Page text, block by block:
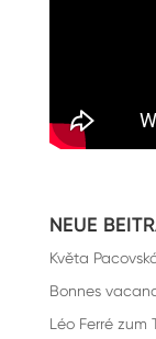
NEUE
Květa
Bonnes
Léo Ferré zum